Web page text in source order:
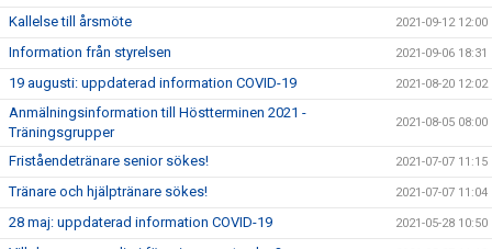
Kallelse till årsmöte 2021-09-12 12:00
Information från styrelsen 2021-09-06 18:31
19 augusti: uppdaterad information COVID-19 2021-08-20 12:02
Anmälningsinformation till Höstterminen 2021 -
Träningsgrupper
2021-08-05 08:00
Friståendetränare senior sökes! 2021-07-07 11:15
Tränare och hjälptränare sökes! 2021-07-07 11:04
28 maj: uppdaterad information COVID-19 2021-05-28 10:50